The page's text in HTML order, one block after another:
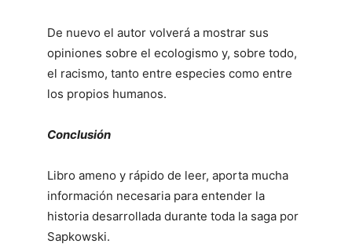
De nuevo el autor volverá a mostrar sus
opiniones sobre el ecologismo y, sobre todo,
el racismo, tanto entre especies como entre
los propios humanos.
Conclusión
Libro ameno y rápido de leer, aporta mucha
información necesaria para entender la
historia desarrollada durante toda la saga por
Sapkowski.